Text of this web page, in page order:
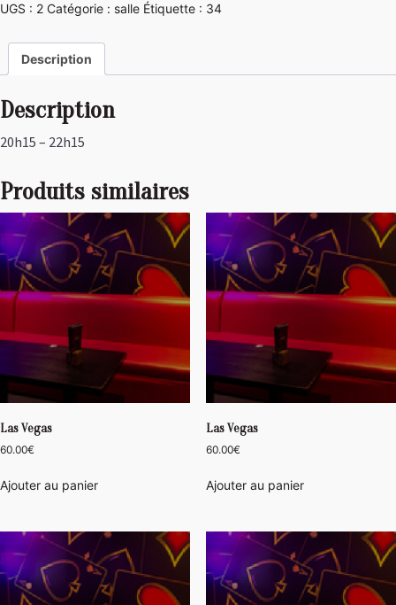
UGS : 2 Catégorie : salle Étiquette : 34
Description
Description
20h15 – 22h15
Produits similaires
Las Vegas
60.00€
Ajouter au panier
Las Vegas
60.00€
Ajouter au panier